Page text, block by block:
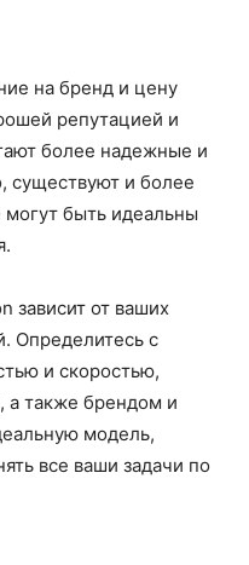
на бренд и цену
репутацией и
более надежные и
существуют и более
быть идеальны
зависит от ваших
Определитесь с
и скоростью,
а также брендом и
модель,
все ваши задачи по